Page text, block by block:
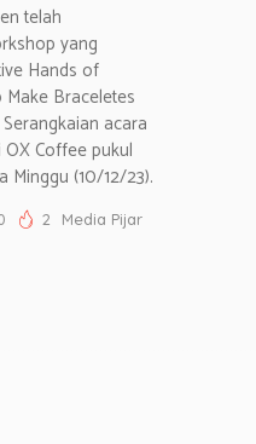
telah
yang
Hands of
Braceletes
acara
Coffee pukul
Minggu (10/12/23).
2
Media Pijar